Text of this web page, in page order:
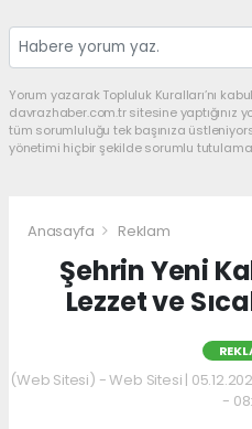
Yorum yazarak Topluluk Kuralları’nı
davrazhaber.com.tr sitesine yaptığınız
tüm sorumluluğu tek başınıza
yönetimi hiçbir şekilde sorumlu
Anasayfa Reklam
Şehrin Yeni
Lezzet ve
(Web Sitesi) - Web Sitesi |
-